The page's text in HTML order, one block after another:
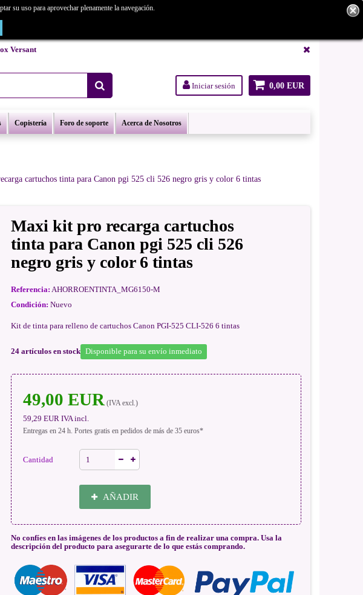
no la encuentras? Consúltanos.
Versant
0,00 EUR
Iniciar sesión
Copistería Foro de soporte Acerca de Nosotros
su uso para aprovechar plenamente la navegación.
cartuchos tinta para Canon pgi 525 cli 526 negro gris y color 6 tintas
Maxi kit pro recarga cartuchos
tinta para Canon pgi 525 cli 526
negro gris y color 6 tintas
Referencia: AHORROENTINTA_MG6150-M
Condición: Nuevo
Kit de tinta para relleno de cartuchos Canon PGI-525 CLI-526 6 tintas
24 artículos en stock Disponible para su envío inmediato
49,00 EUR(IVA excl.)
59,29 EUR IVA incl.
Entregas en 24 h. Portes gratis en pedidos de más de 35 euros*
Cantidad
AÑADIR
No confíes en las imágenes de los productos a fin de realizar una compra. Usa la
descripción del producto para asegurarte de lo que estás comprando.